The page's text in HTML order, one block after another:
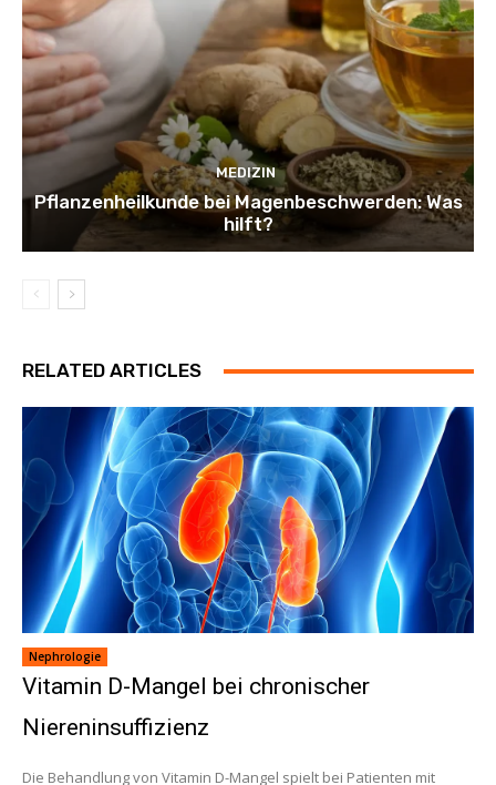
MEDIZIN
Pflanzenheilkunde bei Magenbeschwerden: Was
hilft?
RELATED ARTICLES
Nephrologie
Vitamin D-Mangel bei chronischer
Niereninsuffizienz
Die Behandlung von Vitamin D-Mangel spielt bei Patienten mit